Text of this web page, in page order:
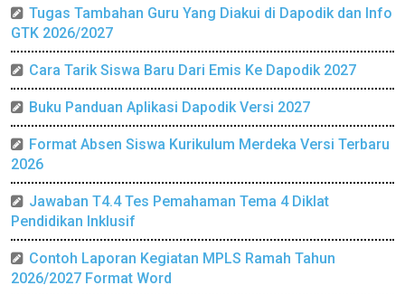
Tugas Tambahan Guru Yang Diakui di Dapodik dan Info
GTK 2026/2027
Cara Tarik Siswa Baru Dari Emis Ke Dapodik 2027
Buku Panduan Aplikasi Dapodik Versi 2027
Format Absen Siswa Kurikulum Merdeka Versi Terbaru
2026
Jawaban T4.4 Tes Pemahaman Tema 4 Diklat
Pendidikan Inklusif
Contoh Laporan Kegiatan MPLS Ramah Tahun
2026/2027 Format Word